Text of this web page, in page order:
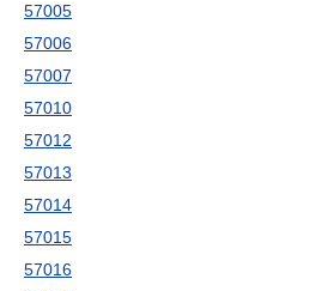
57005
57006
57007
57010
57012
57013
57014
57015
57016